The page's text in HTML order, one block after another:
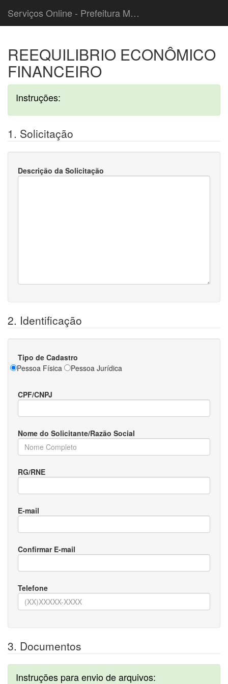
Serviços Online - Prefeitura Municipal de Caieiras
REEQUILIBRIO ECONÔMICO
FINANCEIRO
Instruções:
1. Solicitação
Descrição da Solicitação
2. Identificação
Tipo de Cadastro
Pessoa Física
Pessoa Jurídica
CPF/CNPJ
Nome do Solicitante/Razão Social
RG/RNE
E-mail
Confirmar E-mail
Telefone
3. Documentos
Instruções para envio de arquivos: